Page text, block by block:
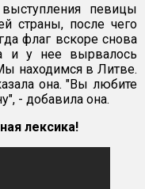
певицы
страны, после чего
флаг вскоре снова
и у нее вырвалось
находимся в Литве.
она. "Вы любите
- добавила она.
лексика!